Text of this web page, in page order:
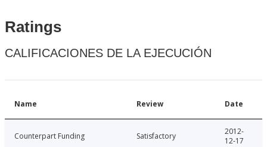
Ratings
CALIFICACIONES DE LA EJECUCIÓN
Name Review Date
Counterpart Funding Satisfactory
2012-
12-17